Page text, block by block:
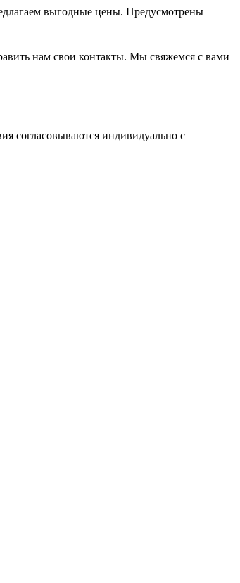
выгодные цены. Предусмотрены
нам свои контакты. Мы свяжемся с вами
согласовываются индивидуально с